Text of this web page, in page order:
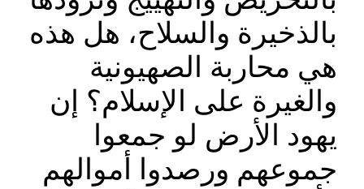
بالذخيرة والسلاح، هل هذه
هي محاربة الصهيونية
والغيرة على الإسلام؟ إن
يهود الأرض لو جمعوا
جموعهم ورصدوا أموالهم